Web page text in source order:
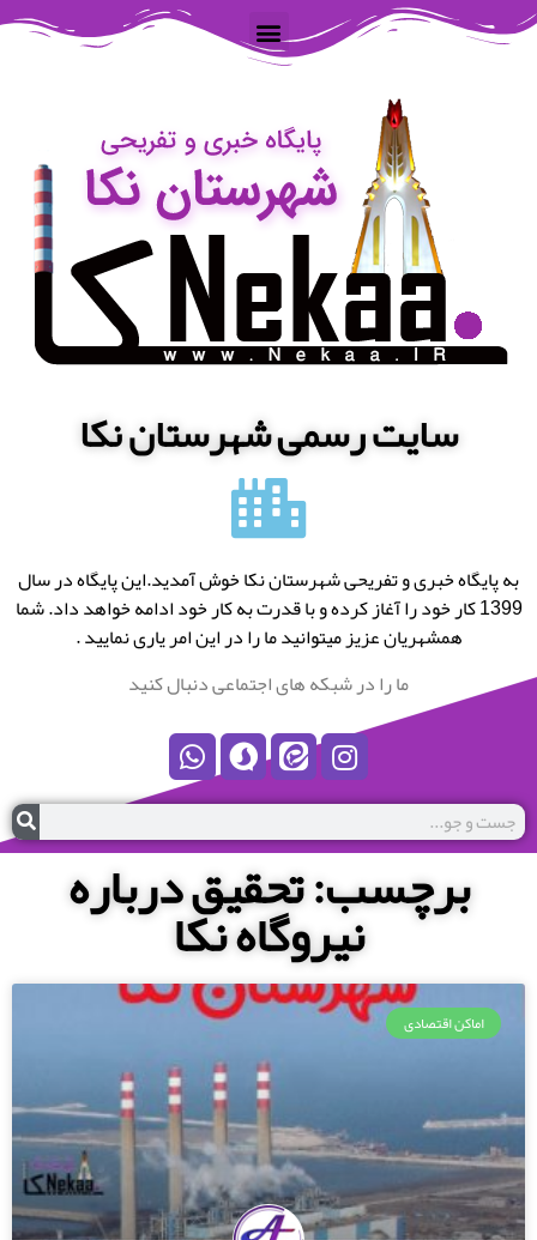
سایت رسمی شهرستان نکا
به پایگاه خبری و تفریحی شهرستان نکا خوش آمدید.این پایگاه در سال
1399 کار خود را آغاز کرده و با قدرت به کار خود ادامه خواهد داد. شما
همشهریان عزیز میتوانید ما را در این امر یاری نمایید .
ما را در شبکه های اجتماعی دنبال کنید
برچسب: تحقیق درباره
نیروگاه نکا
اماکن اقتصادی